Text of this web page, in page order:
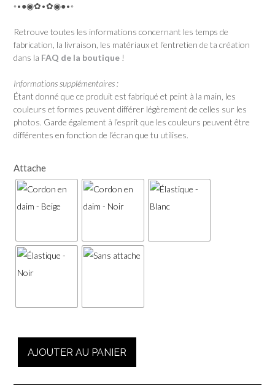
◦•●◉✿•✿◉●•◦
Retrouve toutes les informations concernant les temps de
fabrication, la livraison, les matériaux et l’entretien de ta création
dans la FAQ de la boutique !
Informations supplémentaires :
Étant donné que ce produit est fabriqué et peint à la main, les
couleurs et formes peuvent différer légèrement de celles sur les
photos. Garde également à l’esprit que les couleurs peuvent être
différentes en fonction de l’écran que tu utilises.
Attache
Masque
crâne
AJOUTER AU PANIER